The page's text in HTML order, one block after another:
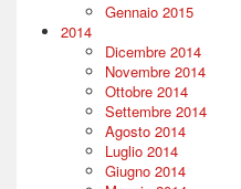
Gennaio 2015
2014
Dicembre 2014
Novembre 2014
Ottobre 2014
Settembre 2014
Agosto 2014
Luglio 2014
Giugno 2014